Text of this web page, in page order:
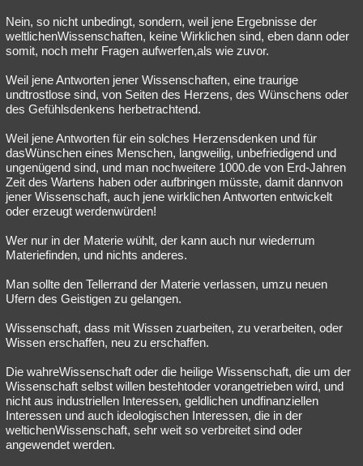
Nein, so nicht unbedingt, sondern, weil jene Ergebnisse der
weltlichenWissenschaften, keine Wirklichen sind, eben dann oder
somit, noch mehr Fragen aufwerfen,als wie zuvor.
Weil jene Antworten jener Wissenschaften, eine traurige
undtrostlose sind, von Seiten des Herzens, des Wünschens oder
des Gefühlsdenkens herbetrachtend.
Weil jene Antworten für ein solches Herzensdenken und für
dasWünschen eines Menschen, langweilig, unbefriedigend und
ungenügend sind, und man nochweitere 1000.de von Erd-Jahren
Zeit des Wartens haben oder aufbringen müsste, damit dannvon
jener Wissenschaft, auch jene wirklichen Antworten entwickelt
oder erzeugt werdenwürden!
Wer nur in der Materie wühlt, der kann auch nur wiederrum
Materiefinden, und nichts anderes.
Man sollte den Tellerrand der Materie verlassen, umzu neuen
Ufern des Geistigen zu gelangen.
Wissenschaft, dass mit Wissen zuarbeiten, zu verarbeiten, oder
Wissen erschaffen, neu zu erschaffen.
Die wahreWissenschaft oder die heilige Wissenschaft, die um der
Wissenschaft selbst willen bestehtoder vorangetrieben wird, und
nicht aus industriellen Interessen, geldlichen undfinanziellen
Interessen und auch ideologischen Interessen, die in der
weltichenWissenschaft, sehr weit so verbreitet sind oder
angewendet werden.